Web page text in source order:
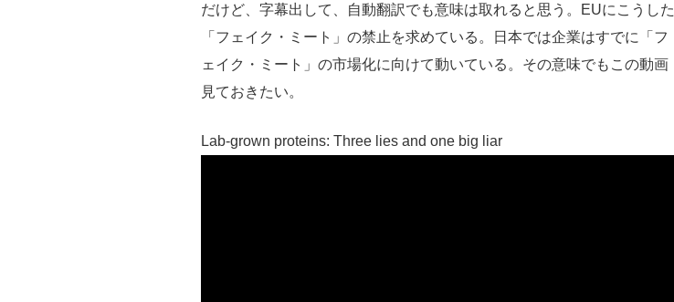
だけど、字幕出して、自動翻訳でも意味は取れると思う。EUにこうした
「フェイク・ミート」の禁止を求めている。日本では企業はすでに「フ
ェイク・ミート」の市場化に向けて動いている。その意味でもこの動画
見ておきたい。
Lab-grown proteins: Three lies and one big liar